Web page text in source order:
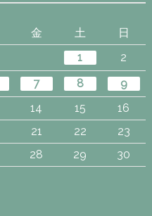
金 土
日
1
2
7 8
9
14 15
16
21 22
23
28 29
30